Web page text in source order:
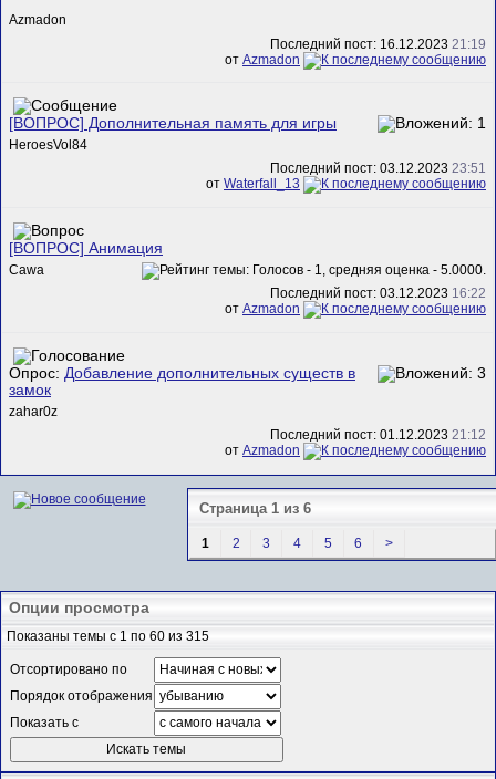
Azmadon
Последний пост: 16.12.2023 21:19
от Azmadon
[ВОПРОС] Дополнительная память для игры
HeroesVol84
Последний пост: 03.12.2023 23:51
от Waterfall_13
[ВОПРОС] Анимация
Cawa
Последний пост: 03.12.2023 16:22
от Azmadon
Опрос: Добавление дополнительных существ в
замок
zahar0z
Последний пост: 01.12.2023 21:12
от Azmadon
Страница 1 из 6
1 2 3 4 5 6 >
Опции просмотра
Показаны темы с 1 по 60 из 315
Отсортировано по
Порядок отображения
Показать с